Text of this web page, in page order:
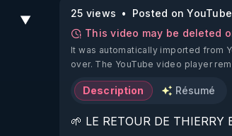
▼ 25 views
Posted on
This video may be deleted
It was automatically imported from
over. The YouTube video player
Description Résumé
🌱 LE RETOUR DE THIERRY